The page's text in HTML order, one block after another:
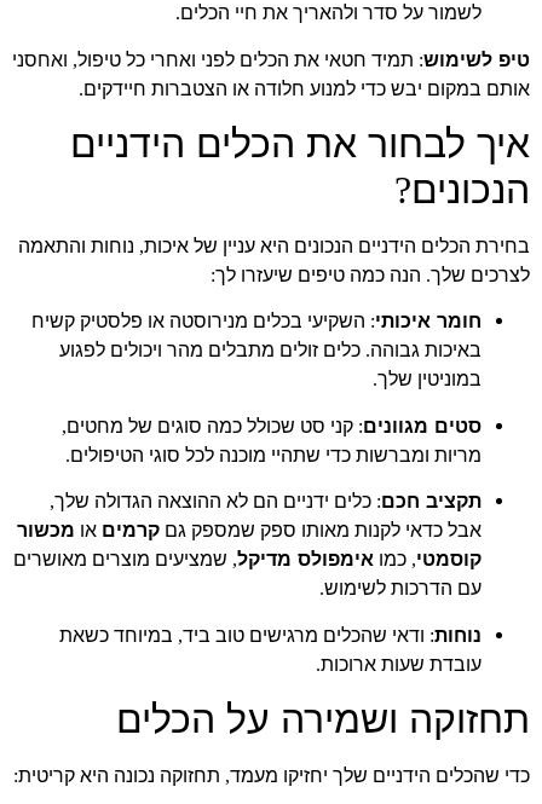
לשמור על סדר ולהאריך את חיי הכלים.
טיפ לשימוש: תמיד חטאי את הכלים לפני ואחרי כל טיפול, ואחסני
אותם במקום יבש כדי למנוע חלודה או הצטברות חיידקים.
איך לבחור את הכלים הידניים
הנכונים?
בחירת הכלים הידניים הנכונים היא עניין של איכות, נוחות והתאמה
לצרכים שלך. הנה כמה טיפים שיעזרו לך:
חומר איכותי: השקיעי בכלים מנירוסטה או פלסטיק קשיח
באיכות גבוהה. כלים זולים מתבלים מהר ויכולים לפגוע
במוניטין שלך.
סטים מגוונים: קני סט שכולל כמה סוגים של מחטים,
מריות ומברשות כדי שתהיי מוכנה לכל סוגי הטיפולים.
תקציב חכם: כלים ידניים הם לא ההוצאה הגדולה שלך,
אבל כדאי לקנות מאותו ספק שמספק גם קרמים או מכשור
קוסמטי, כמו אימפולס מדיקל, שמציעים מוצרים מאושרים
עם הדרכות לשימוש.
נוחות: ודאי שהכלים מרגישים טוב ביד, במיוחד כשאת
עובדת שעות ארוכות.
תחזוקה ושמירה על הכלים
כדי שהכלים הידניים שלך יחזיקו מעמד, תחזוקה נכונה היא קריטית: